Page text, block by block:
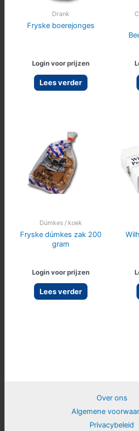
Drank
Fryske boerejonges
Login voor prijzen
Lees verder
Dúmkes / koek
Fryske dúmkes zak 200
gram
Login voor prijzen
Lees verder
Over ons
Algemene
Privacybeleid